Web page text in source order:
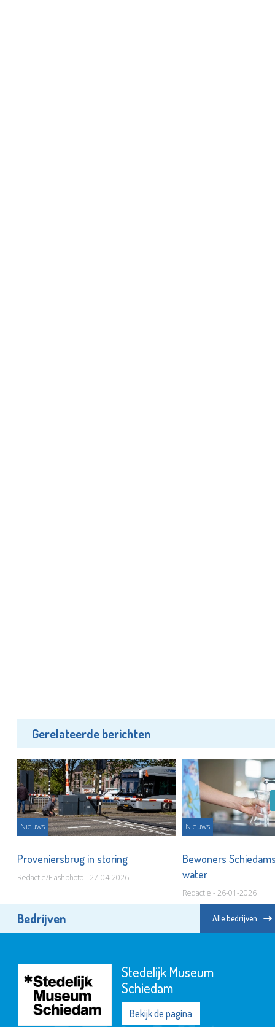
Gerelateerde berichten
Nieuws
Proveniersbrug in storing
Redactie/Flashphoto - 27-04-2026
Nieuws
Bewoners
water
Redactie - 26-01-2026
Bedrijven Alle bedrijven
Stedelijk Museum
Schiedam
Bekijk de pagina